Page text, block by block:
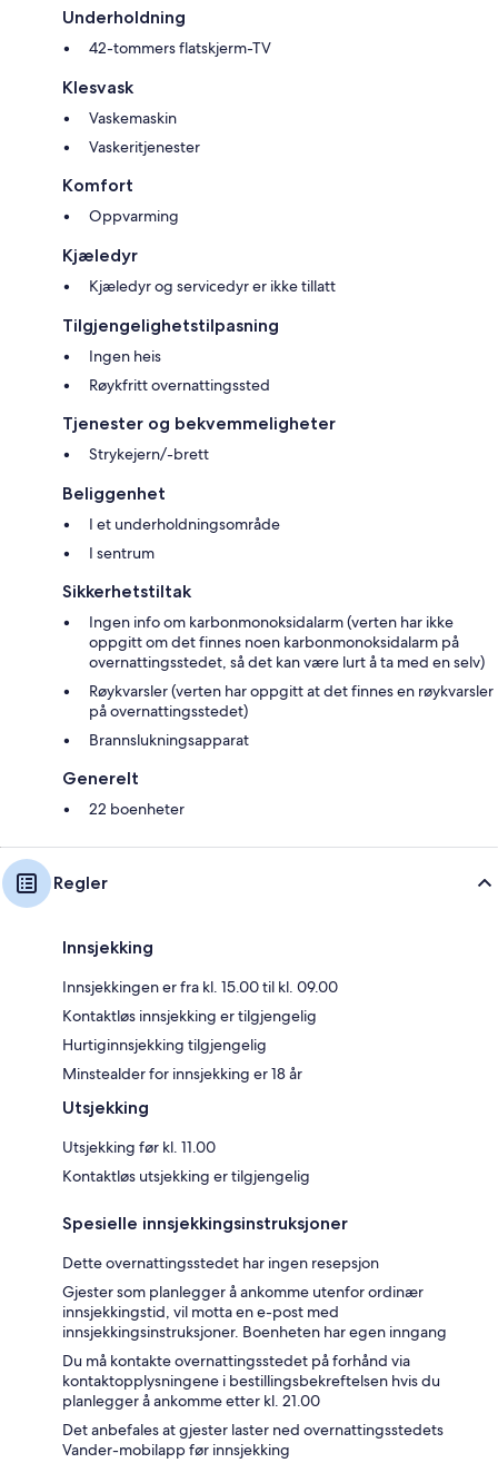
Underholdning
42-tommers flatskjerm-TV
Klesvask
Vaskemaskin
Vaskeritjenester
Komfort
Oppvarming
Kjæledyr
Kjæledyr og servicedyr er ikke tillatt
Tilgjengelighetstilpasning
Ingen heis
Røykfritt overnattingssted
Tjenester og bekvemmeligheter
Strykejern/-brett
Beliggenhet
I et underholdningsområde
I sentrum
Sikkerhetstiltak
Ingen info om karbonmonoksidalarm (verten har ikke
oppgitt om det finnes noen karbonmonoksidalarm på
overnattingsstedet, så det kan være lurt å ta med en selv)
Røykvarsler (verten har oppgitt at det finnes en røykvarsler
på overnattingsstedet)
Brannslukningsapparat
Generelt
22 boenheter
Regler
Innsjekking
Innsjekkingen er fra kl. 15.00 til kl. 09.00
Kontaktløs innsjekking er tilgjengelig
Hurtiginnsjekking tilgjengelig
Minstealder for innsjekking er 18 år
Utsjekking
Utsjekking før kl. 11.00
Kontaktløs utsjekking er tilgjengelig
Spesielle innsjekkingsinstruksjoner
Dette overnattingsstedet har ingen resepsjon
Gjester som planlegger å ankomme utenfor ordinær
innsjekkingstid, vil motta en e-post med
innsjekkingsinstruksjoner. Boenheten har egen inngang
Du må kontakte overnattingsstedet på forhånd via
kontaktopplysningene i bestillingsbekreftelsen hvis du
planlegger å ankomme etter kl. 21.00
Det anbefales at gjester laster ned overnattingsstedets
Vander-mobilapp før innsjekking